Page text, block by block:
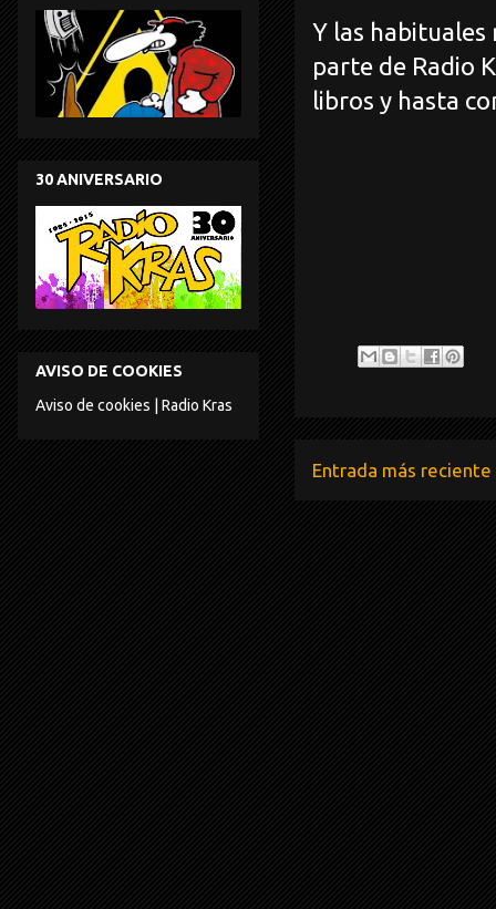
Y las habituales
parte de Radio
libros y hasta
Entrada más reciente
30 ANIVERSARIO
AVISO DE COOKIES
Aviso de cookies | Radio Kras